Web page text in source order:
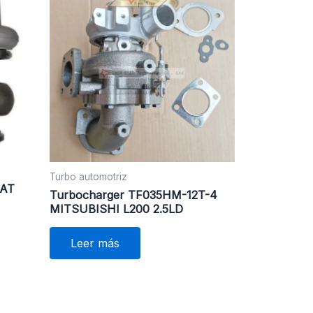
Turbo automotriz
Turbocharger TF035HM-12T-4
MITSUBISHI L200 2.5LD
Leer más